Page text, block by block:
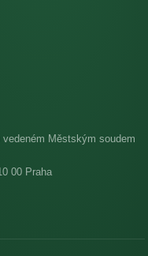
Městským soudem
00 Praha